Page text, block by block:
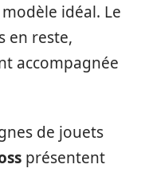
idéal. Le
en reste,
accompagnée
de jouets
présentent